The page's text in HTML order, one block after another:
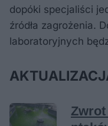
dopóki specjaliści
źródła zagrożenia.
laboratoryjnych